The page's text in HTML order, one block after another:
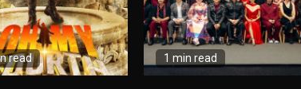
read 1 min read